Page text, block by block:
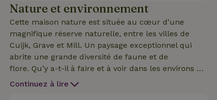
demi-heure de route. Cette maison nature est
située dans un cadre unique, sur un espace dégagé
au milieu d’un petit bois sur un terrain privé, à
environ 100 mètres de la ferme où vivent les
propriétaires. Le gîte dégage une ambiance
chaleureuse et champêtre. Il dispose d’une salle de
équipée d’un petit frigo, d’une cuisinière à gaz à
Nature et environnement
Cette maison nature est située au cœur d'une
magnifique réserve naturelle, entre les villes de
Cuijk, Grave et Mill. Un paysage exceptionnel qui
abrite une grande diversité de faune et de
flore. Qu’y a-t-il à faire et à voir dans les environs ?
Les randonneurs et les cyclistes peuvent
Continuez à lire